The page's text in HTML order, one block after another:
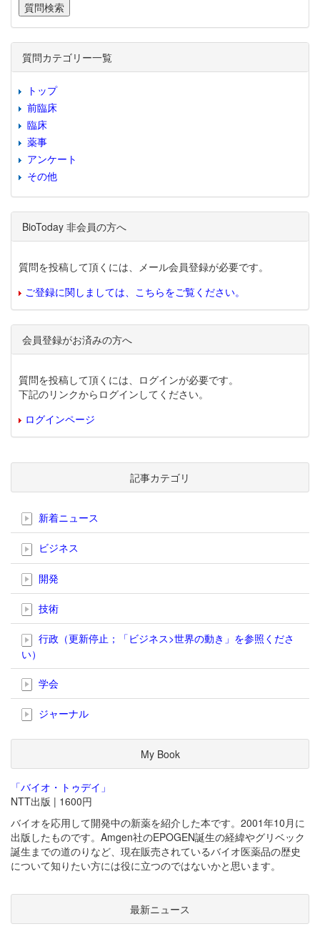
質問カテゴリー一覧
トップ
前臨床
臨床
薬事
アンケート
その他
BioToday 非会員の方へ
質問を投稿して頂くには、メール会員登録が必要です。
ご登録に関しましては、こちらをご覧ください。
会員登録がお済みの方へ
質問を投稿して頂くには、ログインが必要です。
下記のリンクからログインしてください。
ログインページ
記事カテゴリ
新着ニュース
ビジネス
開発
技術
行政（更新停止；「ビジネス>世界の動き」を参照くださ
い）
学会
ジャーナル
My Book
「バイオ・トゥデイ」
NTT出版 | 1600円
バイオを応用して開発中の新薬を紹介した本です。2001年10月に
出版したものです。Amgen社のEPOGEN誕生の経緯やグリベック
誕生までの道のりなど、現在販売されているバイオ医薬品の歴史
について知りたい方には役に立つのではないかと思います。
最新ニュース